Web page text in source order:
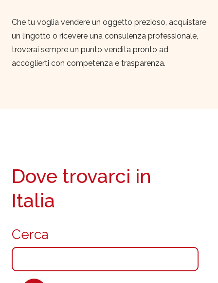
Che tu voglia vendere un oggetto prezioso, acquistare
un lingotto o ricevere una consulenza professionale,
troverai sempre un punto vendita pronto ad
accoglierti con competenza e trasparenza.
Cerca
Dove trovarci in
Italia